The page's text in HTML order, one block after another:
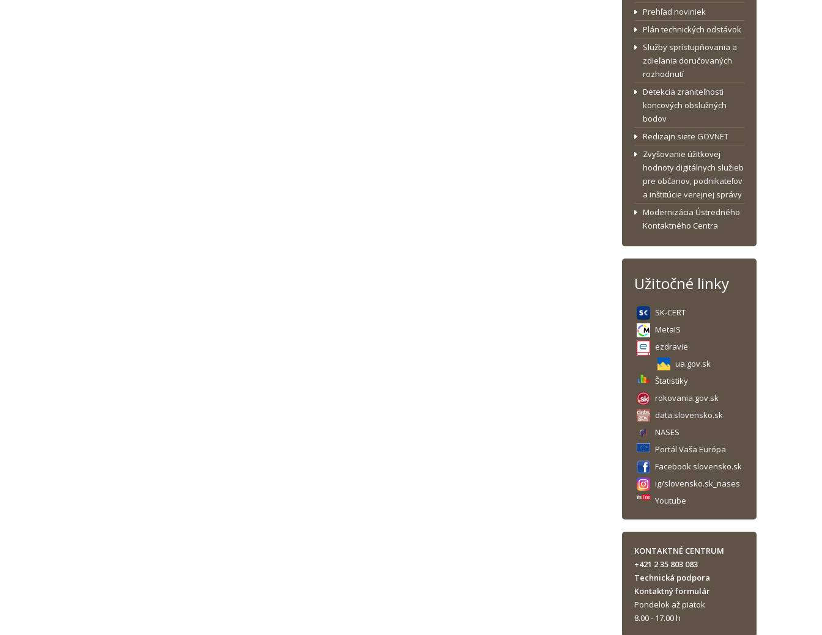
Prehľad noviniek
Plán technických odstávok
Služby sprístupňovania a
zdieľania doručovaných
rozhodnutí
Detekcia zraniteľnosti
koncových obslužných
bodov
Redizajn siete GOVNET
Zvyšovanie úžitkovej
hodnoty digitálnych služieb
pre občanov, podnikateľov
a inštitúcie verejnej správy
Modernizácia Ústredného
Kontaktného Centra
Užitočné linky
SK-CERT
MetaIS
ezdravie
ua.gov.sk
Štatistiky
rokovania.gov.sk
data.slovensko.sk
NASES
Portál Vaša Európa
Facebook slovensko.sk
ig/slovensko.sk_nases
Youtube
KONTAKTNÉ CENTRUM
+421 2 35 803 083
Technická podpora
Kontaktný formulár
Pondelok až piatok
8.00 - 17.00 h